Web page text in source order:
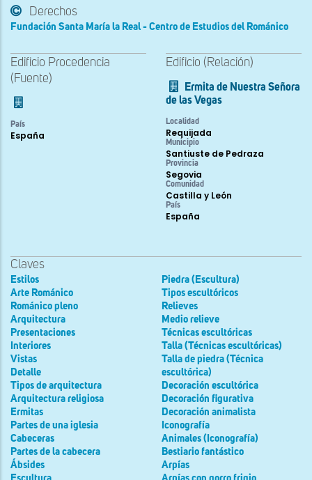
Derechos
Fundación Santa María la Real - Centro de Estudios del Románico
Edificio Procedencia
(Fuente)
País
España
Edificio (Relación)
Ermita de Nuestra Señora
de las Vegas
Localidad
Requijada
Municipio
Santiuste de Pedraza
Provincia
Segovia
Comunidad
Castilla y León
País
España
Claves
Estilos
Arte Románico
Románico pleno
Arquitectura
Presentaciones
Interiores
Vistas
Detalle
Tipos de arquitectura
Arquitectura religiosa
Ermitas
Partes de una iglesia
Cabeceras
Partes de la cabecera
Ábsides
Piedra (Escultura)
Tipos escultóricos
Relieves
Medio relieve
Técnicas escultóricas
Talla (Técnicas escultóricas)
Talla de piedra (Técnica
escultórica)
Decoración escultórica
Decoración figurativa
Decoración animalista
Iconografía
Animales (Iconografía)
Bestiario fantástico
Arpías